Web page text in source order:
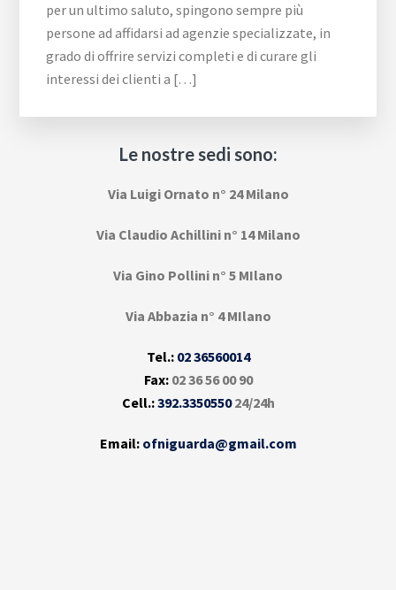
per un ultimo saluto, spingono sempre più
persone ad affidarsi ad agenzie specializzate, in
grado di offrire servizi completi e di curare gli
interessi dei clienti a […]
Le nostre sedi sono:
Via Luigi Ornato n° 24 Milano
Via Claudio Achillini n° 14 Milano
Via Gino Pollini n° 5 MIlano
Via Abbazia n° 4 MIlano
Tel.: 02 36560014
Fax: 02 36 56 00 90
Cell.:392.335055024/24h
Email: ofniguarda@gmail.com